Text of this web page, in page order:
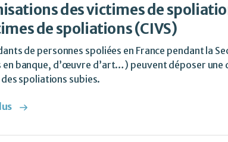
des victimes de
de spoliations (CIVS)
de personnes spoliées en France pendant la
en banque, d’œuvre d’art…) peuvent déposer
spoliations subies.